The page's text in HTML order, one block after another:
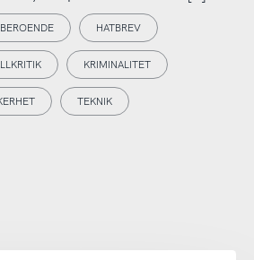
BEROENDE HATBREV
KRIMINALITET
TEKNIK